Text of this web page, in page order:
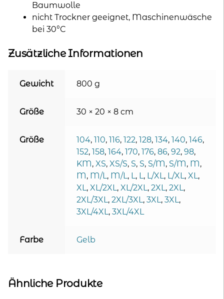
Baumwolle
nicht Trockner geeignet, Maschinenwäsche
bei 30°C
Zusätzliche Informationen
Gewicht 800 g
Größe 30 × 20 × 8 cm
Größe 104, 110, 116, 122, 128, 134, 140, 146,
152, 158, 164, 170, 176, 86, 92, 98,
KM, XS, XS/S, S, S, S/M, S/M, M,
M, M/L, M/L, L, L, L/XL, L/XL, XL,
XL, XL/2XL, XL/2XL, 2XL, 2XL,
2XL/3XL, 2XL/3XL, 3XL, 3XL,
3XL/4XL, 3XL/4XL
Farbe Gelb
Ähnliche Produkte